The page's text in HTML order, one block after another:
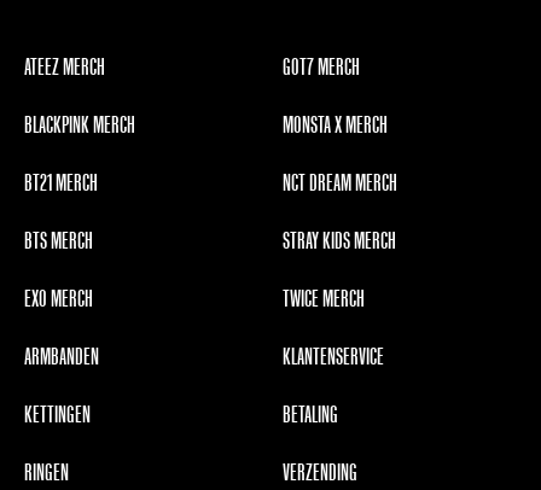
ATEEZ MERCH
BLACKPINK MERCH
BT21 MERCH
BTS MERCH
EXO MERCH
ARMBANDEN
KETTINGEN
RINGEN
GOT7 MERCH
MONSTA X MERCH
NCT DREAM MERCH
STRAY KIDS MERCH
TWICE MERCH
KLANTENSERVICE
BETALING
VERZENDING